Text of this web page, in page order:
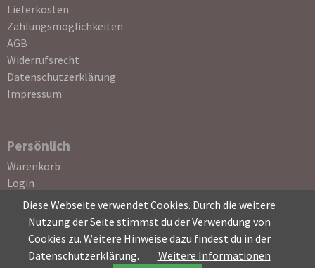
Navigation
überspringen
Lieferkosten
Zahlungsmöglichkeiten
AGB
Widerrufsrecht
Datenschutzerklärung
Impressum
Persönlich
Navigation
überspringen
Warenkorb
Login
Registrierung
Passwort vergessen
Diese Webseite verwendet Cookies. Durch die weitere
Nutzung der Seite stimmst du der Verwendung von
Cookies zu. Weitere Hinweise dazu findest du in der
Datenschutzerklärung.
Weitere Informationen